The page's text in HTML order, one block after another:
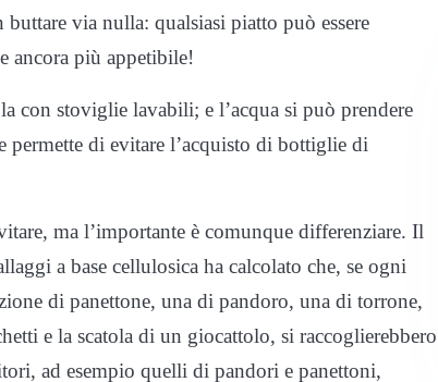
via nulla: qualsiasi piatto può essere
ancora più appetibile!
con stoviglie lavabili; e l’acqua si può prendere
permette di evitare l’acquisto di bottiglie di
ma l’importante è comunque differenziare. Il
a base cellulosica ha calcolato che, se ogni
di panettone, una di pandoro, una di torrone,
e la scatola di un giocattolo, si raccoglierebbero
ad esempio quelli di pandori e panettoni,